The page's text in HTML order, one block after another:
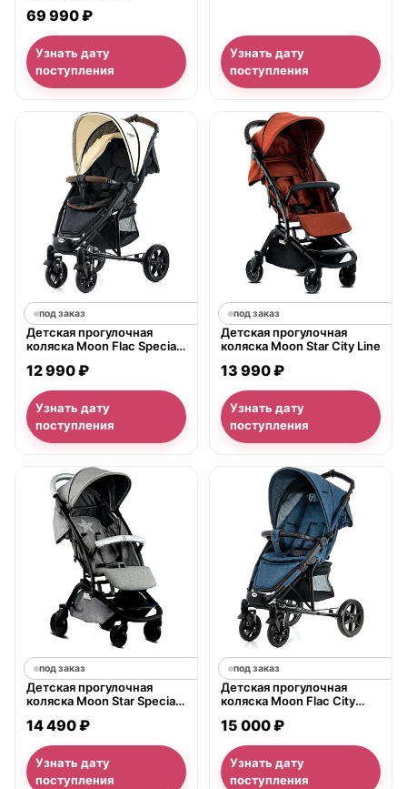
69 990 ₽
Узнать дату
поступления
Узнать дату
поступления
под заказ
Детская прогулочная
коляска Moon Flac Special
12 990 ₽
Узнать дату
поступления
под заказ
Детская прогулочная
коляска Moon Star City Line
13 990 ₽
Узнать дату
поступления
под заказ
Детская прогулочная
коляска Moon Star Special
14 490 ₽
Узнать дату
поступления
под заказ
Детская прогулочная
коляска Moon Flac City
15 000 ₽
Узнать дату
поступления